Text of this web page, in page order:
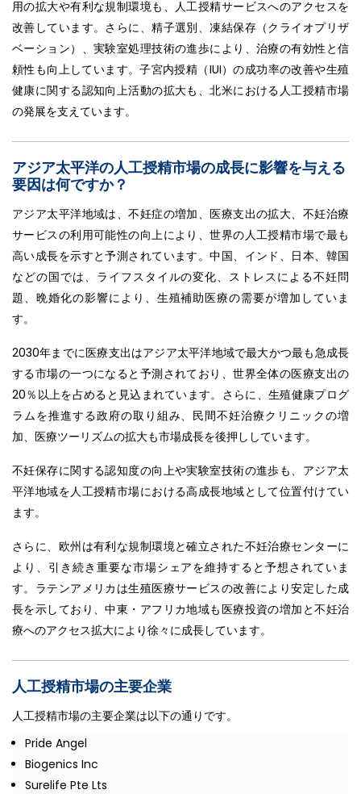
用の拡大や有利な規制環境も、人工授精サービスへのアクセスを
改善しています。さらに、精子選別、凍結保存（クライオプリザ
ベーション）、実験室処理技術の進歩により、治療の有効性と信
頼性も向上しています。子宮内授精（IUI）の成功率の改善や生殖
健康に関する認知向上活動の拡大も、北米における人工授精市場
の発展を支えています。
アジア太平洋の人工授精市場の成長に影響を与える
要因は何ですか？
アジア太平洋地域は、不妊症の増加、医療支出の拡大、不妊治療
サービスの利用可能性の向上により、世界の人工授精市場で最も
高い成長を示すと予測されています。中国、インド、日本、韓国
などの国では、ライフスタイルの変化、ストレスによる不妊問
題、晩婚化の影響により、生殖補助医療の需要が増加していま
す。
2030年までに医療支出はアジア太平洋地域で最大かつ最も急成長
する市場の一つになると予測されており、世界全体の医療支出の
20％以上を占めると見込まれています。さらに、生殖健康プログ
ラムを推進する政府の取り組み、民間不妊治療クリニックの増
加、医療ツーリズムの拡大も市場成長を後押ししています。
不妊保存に関する認知度の向上や実験室技術の進歩も、アジア太
平洋地域を人工授精市場における高成長地域として位置付けてい
ます。
さらに、欧州は有利な規制環境と確立された不妊治療センターに
より、引き続き重要な市場シェアを維持すると予想されていま
す。ラテンアメリカは生殖医療サービスの改善により安定した成
長を示しており、中東・アフリカ地域も医療投資の増加と不妊治
療へのアクセス拡大により徐々に成長しています。
人工授精市場の主要企業
人工授精市場の主要企業は以下の通りです。
Pride Angel
Biogenics Inc
Surelife Pte Lts